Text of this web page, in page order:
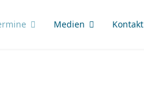
Medien Kontakt